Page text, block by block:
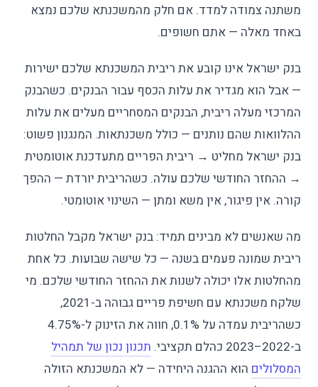
משתנה צמודה למדד. אם חלק מהמשכנתא שלכם נמצא
באחד מאלה — אתם חשופים.
בנק ישראל אינו קובע את ריבית המשכנתא שלכם ישירות
— אבל הוא מגדיר את עלות הכסף עבור הבנקים. כשהבנק
המרכזי מעלה ריבית, הבנקים המסחריים מעלים את עלות
ההלוואות שהם נותנים — כולל משכנתאות. המנגנון פשוט:
בנק ישראל מחליט → ריבית הפריים מתעדכנת אוטומטית
→ ההחזר החודשי שלכם עולה. כשהריבית יורדת — ההפך
קורה. אין פיגור, אין משא ומתן — השינוי אוטומטי.
מה שאנשים לא מבינים תמיד: בנק ישראל מקבל החלטות
ריבית שמונה פעמים בשנה — כל שישה שבועות. כל אחת
מהחלטות אלו יכולה לשנות את ההחזר החודשי שלכם. מי
שלקח משכנתא עם חשיפת פריים גבוהה ב-2021,
כשהריבית עמדה על 0.1%, חווה את הזינוק ל-4.75%
ב-2022–2023 כהלם תקציבי.
תכנון נכון של תמהיל
המסלולים הוא ההגנה היחידה — לא המשכנתא הזולה